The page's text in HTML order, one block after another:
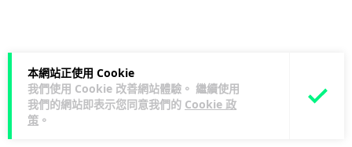
本網站正使用 Cookie
我們使用 Cookie 改善網站體驗。 繼續使用
我們的網站即表示您同意我們的 Cookie 政
策 。